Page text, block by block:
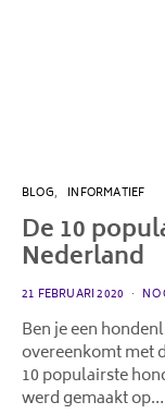
BLOG INFORMATIEF
De 10
Nederland
POSTED
21 FEBRUARI 2020 NO
Ben je een
overeenkomt met
10 populairste
werd gemaakt op…